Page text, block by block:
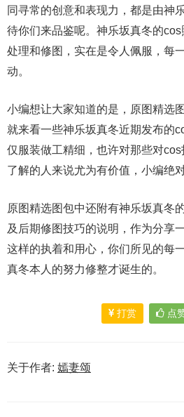
同寻常的创意和表现力，都是由神
待你们来品鉴呢。神乐坂真冬的
处理和修图，实在是令人佩服，每
动。
小编想让大家知道的是，原图精选
就来看一些神乐坂真冬近期发布的
仅服装做工精细，也许对那些对
了解的人来说尤为有价值，小编绝
原图精选图包中还附有神乐坂真冬
及后期修图技巧的说明，作为分享
这样的执着和用心，你们所见的每
真冬本人的努力修整才诞生的。
打赏 点
关于作者: 嫣妻颂